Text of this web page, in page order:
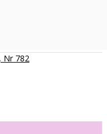
Nr 782